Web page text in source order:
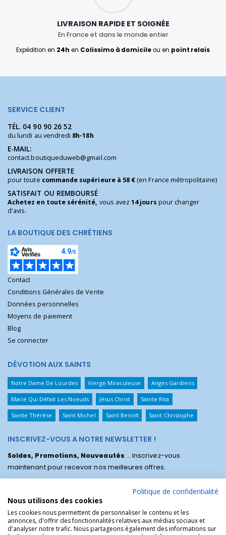
LIVRAISON RAPIDE ET SOIGNÉE
En France et dans le monde entier
Expédition en 24h en Colissimo à domicileou en point relais
SERVICE CLIENT
TÉL. 04 90 90 26 52
du lundi au vendredi 8h-18h
E-MAIL:
contact.boutiqueduweb@gmail.com
LIVRAISON OFFERTE
pour toute commande supérieure à 58 €(en France métropolitaine)
SATISFAIT OU REMBOURSÉ
Achetez en toute sérénité, vous avez14 jours pour changer
d'avis.
LA BOUTIQUE DES CHRÉTIENS
Contact
Conditions Générales de Vente
Données personnelles
Moyens de paiement
Blog
Se connecter
DÉVOTION AUX SAINTS
Notre Dame De Lourdes Vierge Miraculeuse Anges Gardiens
Marie Qui Défait Les Noeuds Jésus Christ Sainte Rita
Sainte Thérèse Saint Michel Saint Benoît Saint Christophe
INSCRIVEZ-VOUS A NOTRE NEWSLETTER !
Soldes, Promotions, Nouveautés ... Inscrivez-vous
maintenant pour recevoir nos meilleures offres.
Politique de confidentialité
Nous utilisons des cookies
Les cookies nous permettent de personnaliser le contenu et les
annonces, d'offrir des fonctionnalités relatives aux médias sociaux et
d'analyser notre trafic. Nous partageons également des informations sur